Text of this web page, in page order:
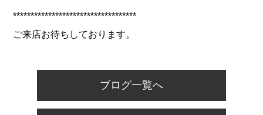
***********************************
ご来店お待ちしております。
ブログ一覧へ